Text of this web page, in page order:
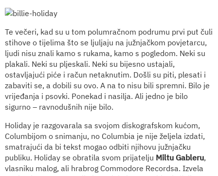
Te večeri, kad su u tom polumračnom podrumu prvi put čuli
stihove o tijelima što se ljuljaju na južnjačkom povjetarcu,
ljudi nisu znali kamo s rukama, kamo s pogledom. Neki su
plakali. Neki su pljeskali. Neki su bijesno ustajali,
ostavljajući piće i račun netaknutim. Došli su piti, plesati i
zabaviti se, a dobili su ovo. A na to nisu bili spremni. Bilo je
vrijeđanja i psovki. Ponekad i nasilja. Ali jedno je bilo
sigurno – ravnodušnih nije bilo.
Holiday je razgovarala sa svojom diskografskom kućom,
Columbijom o snimanju, no Columbia je nije željela izdati,
smatrajući da bi tekst mogao odbiti njihovu južnjačku
publiku. Holiday se obratila svom prijatelju Miltu Gableru,
vlasniku malog, ali hrabrog Commodore Recordsa. Izvela